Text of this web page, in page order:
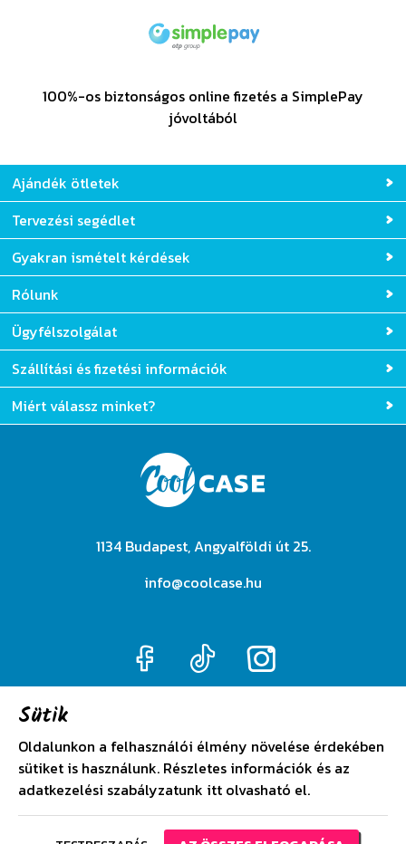
100%-os biztonságos online fizetés a SimplePay
jóvoltából
Ajándék ötletek
Tervezési segédlet
Gyakran ismételt kérdések
Rólunk
Ügyfélszolgálat
Szállítási és fizetési információk
Miért válassz minket?
1134 Budapest, Angyalföldi út 25.
info@coolcase.hu
Általános szerződési feltételek
Sütik
Oldalunkon a felhasználói élmény növelése érdekében
sütiket is használunk. Részletes információk és az
adatkezelési szabályzatunk itt olvasható el.